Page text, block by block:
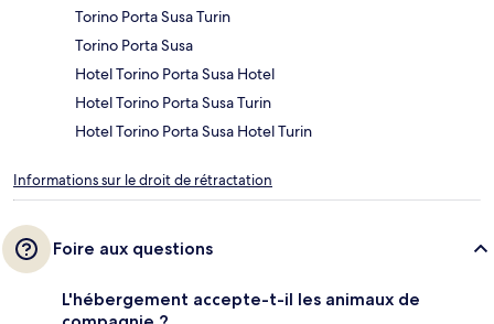
Torino Porta Susa Turin
Torino Porta Susa
Hotel Torino Porta Susa Hotel
Hotel Torino Porta Susa Turin
Hotel Torino Porta Susa Hotel Turin
Informations sur le droit de rétractation
Foire aux questions
L'hébergement accepte-t-il les animaux de